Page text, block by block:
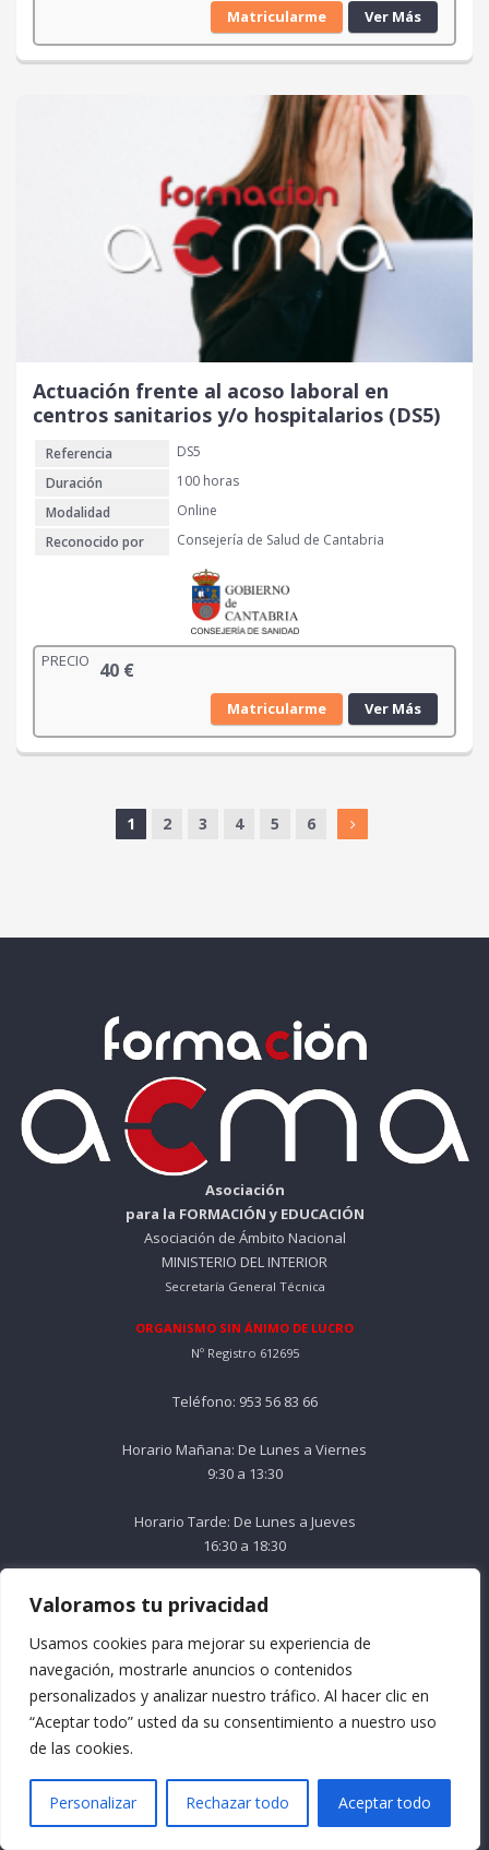
Valoramos tu privacidad
Usamos cookies para mejorar su experiencia de
navegación, mostrarle anuncios o contenidos
personalizados y analizar nuestro tráfico. Al hacer clic en
“Aceptar todo” usted da su consentimiento a nuestro uso
de las cookies.
Personalizar Rechazar todo Aceptar todo
Matricularme Ver Más
Actuación frente al acoso laboral en
centros sanitarios y/o hospitalarios (DS5)
Referencia
DS5
Duración
100 horas
Modalidad
Online
Reconocido por
Consejería de Salud de Cantabria
PRECIO 40 €
Matricularme Ver Más
1 2 3 4 5 6
Asociación
para la FORMACIÓN y EDUCACIÓN
Asociación de Ámbito Nacional
MINISTERIO DEL INTERIOR
Secretaría General Técnica
ORGANISMO SIN ÁNIMO DE LUCRO
Nº Registro 612695
Teléfono: 953 56 83 66
Horario Mañana: De Lunes a Viernes
9:30 a 13:30
Horario Tarde: De Lunes a Jueves
16:30 a 18:30
Email: info@formacionacma.com
Menú
Quienes somos
Preguntas frecuentes
Términos y condiciones
Contacto